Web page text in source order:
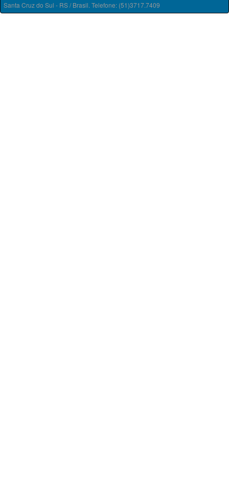
Santa Cruz do Sul - RS / Brasil. Telefone: (51)3717.7409